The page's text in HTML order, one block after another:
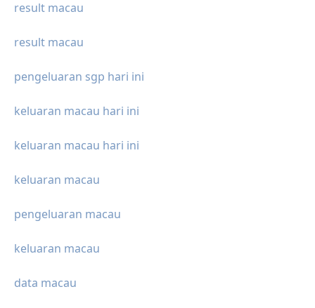
result macau
result macau
pengeluaran sgp hari ini
keluaran macau hari ini
keluaran macau hari ini
keluaran macau
pengeluaran macau
keluaran macau
data macau